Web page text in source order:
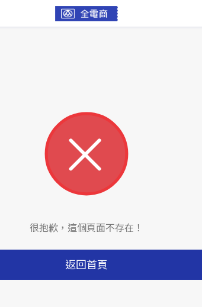
很抱歉，這個頁面不存在！
返回首頁